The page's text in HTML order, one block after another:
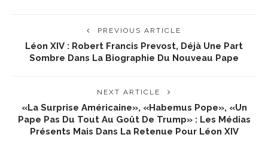
PREVIOUS ARTICLE
Léon XIV : Robert Francis Prevost, Déjà Une Part
Sombre Dans La Biographie Du Nouveau Pape
NEXT ARTICLE
«La Surprise Américaine», «Habemus Pope», «un
Pape Pas Du Tout Au Goût De Trump» : Les Médias
Présents Mais Dans La Retenue Pour Léon XIV